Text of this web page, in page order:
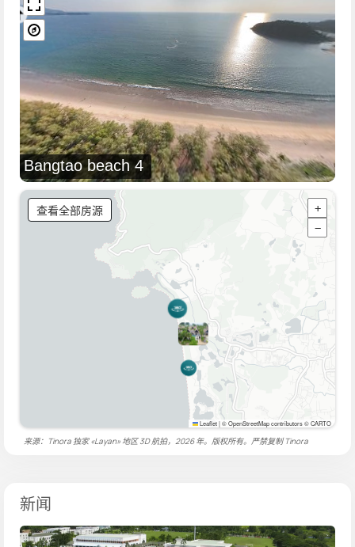
Bangtao beach 4
查看全部房源
+
−
Leaflet|© OpenStreetMap contributors © CARTO
来源：Tinora 独家 «Layan» 地区 3D 航拍，2026 年。版权所有。严禁复制Tinora
新闻